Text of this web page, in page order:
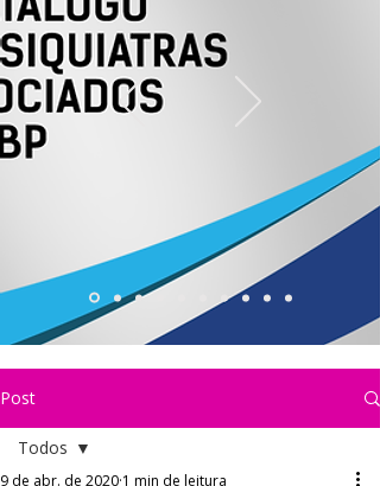
Post
Todos
9 de abr. de 2020 1 min de leitura